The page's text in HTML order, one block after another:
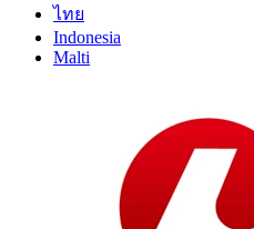
ไทย
Indonesia
Malti